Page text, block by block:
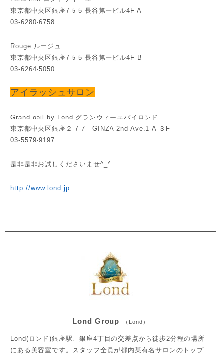
東京都中央区銀座7-5-5 長谷第一ビル4F A
03-6280-6758
Rouge ルージュ
東京都中央区銀座7-5-5 長谷第一ビル4F B
03-6264-5050
アイラッシュサロン
Grand oeil by Lond グランウィーユバイロンド
東京都中央区銀座２-7-7 GINZA 2nd Ave.1-A ３F
03-5579-9197
是非是非お試しくださいませ^_^
http://www.lond.jp
Lond Group （Lond）
Lond(ロンド)銀座駅、銀座4丁目の交差点から徒歩2分程の場所
にある美容室です。スタッフ全員が都内某有名サロンのトップ